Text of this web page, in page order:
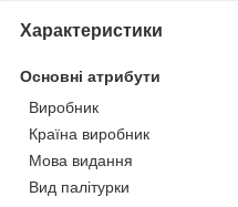
Характеристики
Основні атрибути
Виробник
Країна виробник
Мова видання
Вид палітурки